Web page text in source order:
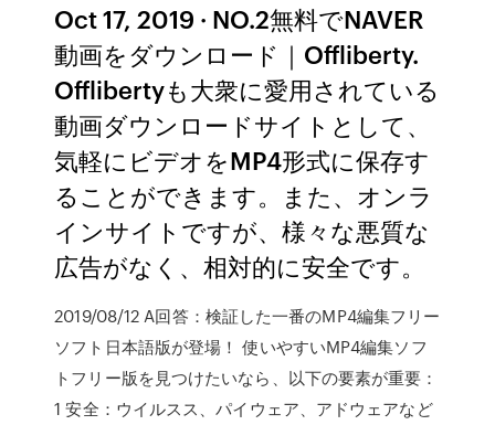
Oct 17, 2019 · NO.2無料でNAVER
動画をダウンロード｜Offliberty.
Offlibertyも大衆に愛用されている
動画ダウンロードサイトとして、
気軽にビデオをMP4形式に保存す
ることができます。また、オンラ
インサイトですが、様々な悪質な
広告がなく、相対的に安全です。
2019/08/12 A回答：検証した一番のMP4編集フリー
ソフト日本語版が登場！ 使いやすいMP4編集ソフ
トフリー版を見つけたいなら、以下の要素が重要：
1 安全：ウイルスス、パイウェア、アドウェアなど